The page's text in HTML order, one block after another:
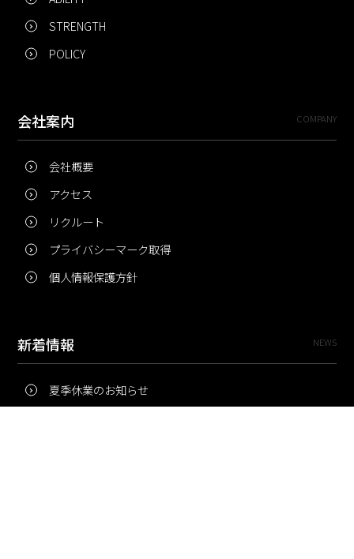
STRENGTH
POLICY
会社案内 COMPANY
会社概要
アクセス
リクルート
プライバシーマーク取得
個人情報保護方針
新着情報 NEWS
夏季休業のお知らせ